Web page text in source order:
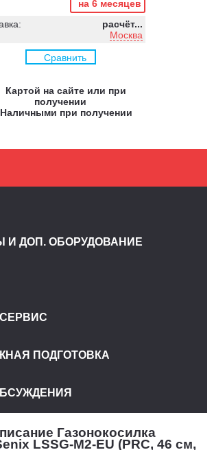
на 6 месяцев
расчёт...
Москва
Сравнить
Газонокосилка
LSSG-M2-EU (PRC, 46 см,
И ДОП. ОБОРУДОВАНИЕ
ПОДГОТОВКА